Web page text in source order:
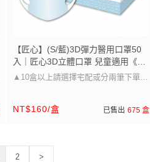
【匠心】(S/藍)3D彈力醫用口罩50
入｜匠心3D立體口罩 兒童適用《康
宜庭藥局》《保證原廠貨》
▲10盒以上請選擇宅配或分兩筆下單唷
口罩大小可以參考圖片的尺寸~
適用」
NT$160/盒 已售出 675 盒
2 >